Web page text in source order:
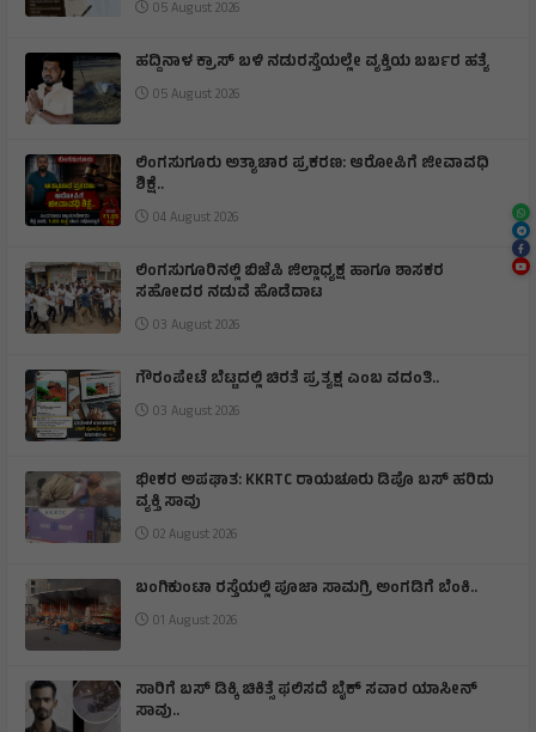
05 August 2026
ಹದ್ದಿನಾಳ ಕ್ರಾಸ್ ಬಳಿ ನಡುರಸ್ತೆಯಲ್ಲೇ ವ್ಯಕ್ತಿಯ ಬರ್ಬರ ಹತ್ಯೆ
05 August 2026
ಲಿಂಗಸುಗೂರು ಅತ್ಯಾಚಾರ ಪ್ರಕರಣ: ಆರೋಪಿಗೆ ಜೀವಾವಧಿ
ಶಿಕ್ಷೆ..
04 August 2026
ಲಿಂಗಸುಗೂರಿನಲ್ಲಿ ಬಿಜೆಪಿ ಜಿಲ್ಲಾಧ್ಯಕ್ಷ ಹಾಗೂ ಶಾಸಕರ
ಸಹೋದರ ನಡುವೆ ಹೊಡೆದಾಟ
03 August 2026
ಗೌರಂಪೇಟೆ ಬೆಟ್ಟದಲ್ಲಿ ಚಿರತೆ ಪ್ರತ್ಯಕ್ಷ ಎಂಬ ವದಂತಿ..
03 August 2026
ಭೀಕರ ಅಪಘಾತ: KKRTC ರಾಯಚೂರು ಡಿಪೊ ಬಸ್ ಹರಿದು
ವ್ಯಕ್ತಿ ಸಾವು
02 August 2026
ಬಂಗಿಕುಂಟಾ ರಸ್ತೆಯಲ್ಲಿ ಪೂಜಾ ಸಾಮಗ್ರಿ ಅಂಗಡಿಗೆ ಬೆಂಕಿ.‌.
01 August 2026
ಸಾರಿಗೆ ಬಸ್ ಡಿಕ್ಕಿ ಚಿಕಿತ್ಸೆ ಫಲಿಸದೆ ಬೈಕ್ ಸವಾರ ಯಾಸೀನ್
ಸಾವು..